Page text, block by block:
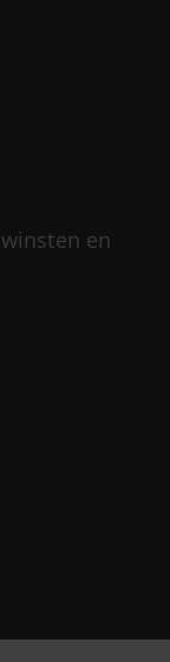
en